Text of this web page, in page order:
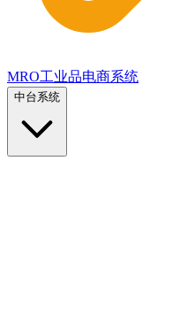
MRO工业品电商系统
中台系统